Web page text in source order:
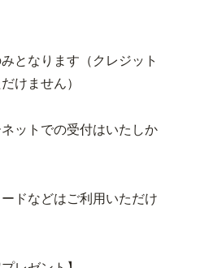
となります（クレジット
けません）
ットでの受付はいたしか
ドなどはご利用いただけ